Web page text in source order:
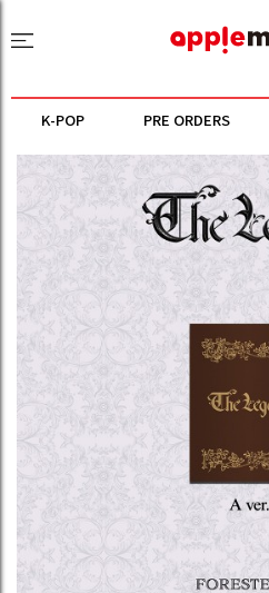
K-POP PRE ORDERS